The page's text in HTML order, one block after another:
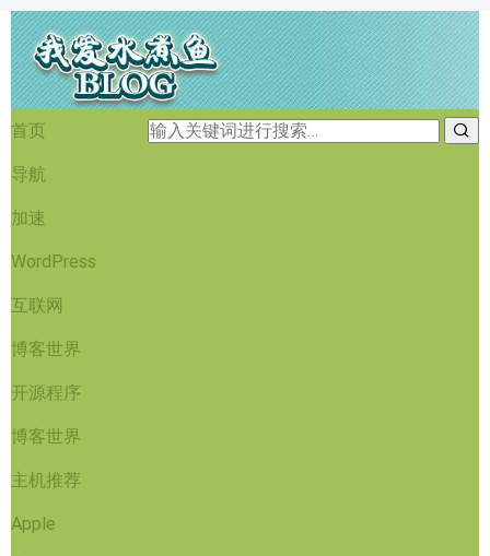
首页
导航
加速
WordPress
互联网
博客世界
开源程序
博客世界
主机推荐
Apple